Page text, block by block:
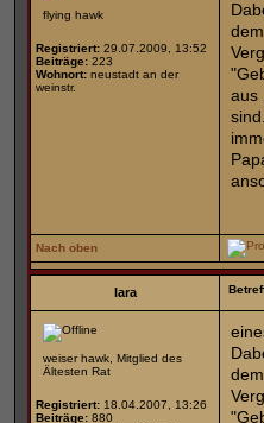
flying hawk
Registriert: 29.07.2009, 13:52
Beiträge: 223
Wohnort: neustadt an der
weinstr.
aus
Nach oben
lara
weiser hawk, Mitglied des
Ältesten Rat
Registriert: 18.04.2007, 13:26
Beiträge: 880